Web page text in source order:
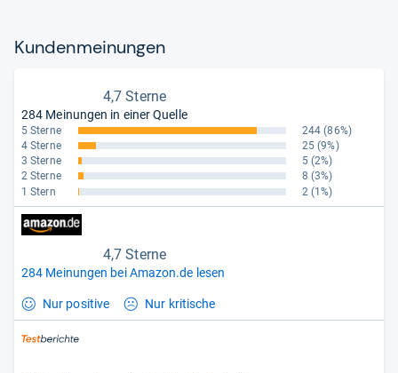
Kun­den­mei­nun­gen
4,7 Sterne
284 Meinungen in einer Quelle
5 Sterne 244 (86%)
4 Sterne
25 (9%)
3 Sterne
5 (2%)
2 Sterne
8 (3%)
1 Stern
2 (1%)
4,7 Sterne
284 Meinungen bei Amazon.de lesen
Nur positive Nur kritische